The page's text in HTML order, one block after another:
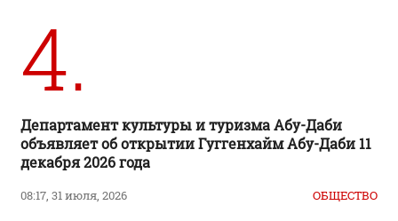
4.
Департамент культуры и туризма Абу-Даби
объявляет об открытии Гуггенхайм Абу-Даби 11
декабря 2026 года
08:17, 31 июля, 2026 ОБЩЕСТВО